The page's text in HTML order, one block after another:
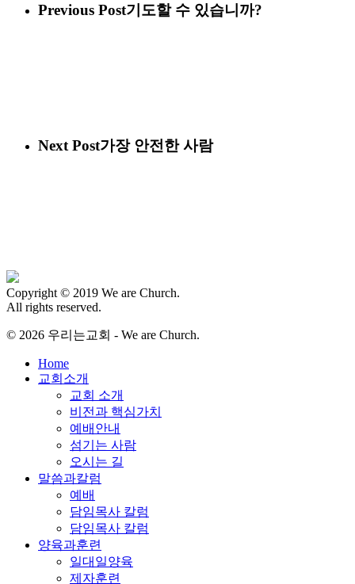
Previous Post기도할 수 있습니까?
Next Post가장 안전한 사람
Copyright © 2019 We are Church.
All rights reserved.
© 2026 우리는교회 - We are Church.
Close
Menu
Home
교회소개
교회 소개
비전과 핵심가치
예배안내
섬기는 사람
오시는 길
말씀과칼럼
예배
담임목사 칼럼
담임목사 칼럼
양육과훈련
일대일양육
제자훈련